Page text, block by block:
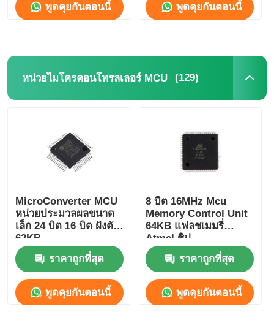
การเขียนโปรแกรม PLC
โซลิดสเตตรีเลย์
เสาอากาศสื่อสาร
ตัวเชื่อมต่อ
ชิปการจัดการพลังงาน
พูดคุยกันตอนนี้ พูดคุยกันตอนนี้
หน่วยไมโครคอนโทรลเลอร์ MCU (129)
MicroConverter MCU
หน่วยประมวลผลขนาด
เล็ก 24 บิต 16 บิต ฝังตัว
62KB
ADuC847BSZ62-5
ราคาถูกที่สุด
พูดคุยกันตอนนี้
8 บิต 16MHz Mcu
Memory Control Unit
64KB แฟลชเมมรี่
Atmel ชิป
ATMEGA64A-AU
ราคาถูกที่สุด
พูดคุยกันตอนนี้